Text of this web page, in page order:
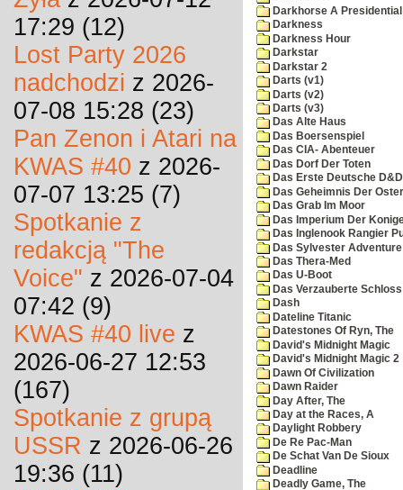
17:29 (12)
Lost Party 2026
nadchodzi z 2026-
07-08 15:28 (23)
Pan Zenon i Atari na
KWAS #40 z 2026-
07-07 13:25 (7)
Spotkanie z
redakcją "The
Voice" z 2026-07-04
07:42 (9)
KWAS #40 live z
2026-06-27 12:53
(167)
Spotkanie z grupą
USSR z 2026-06-26
19:36 (11)
Darkhorse A
Darkness
Darkness Hour
Darkstar
Darkstar 2
Darts (v1)
Darts (v2)
Darts (v3)
Das Alte Haus
Das Boersenspiel
Das CIA- Abenteuer
Das Dorf Der Toten
Das Erste Deutsche
Das Geheimnis Der
Das Grab Im Moor
Das Imperium Der
Das Inglenook Rangier
Das Sylvester Adventure
Das Thera-Med
Das U-Boot
Das Verzauberte Schloss
Dash
Dateline Titanic
Datestones Of Ryn, The
David's Midnight Magic
David's Midnight Magic 2
Dawn Of Civilization
Dawn Raider
Day After, The
Day at the Races, A
Daylight Robbery
De Re Pac-Man
De Schat Van De Sioux
Deadline
Deadly Game, The